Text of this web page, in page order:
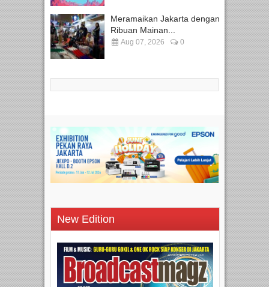
Meramaikan Jakarta dengan
Ribuan Mainan...
Aug 07, 2026 0
New Edition